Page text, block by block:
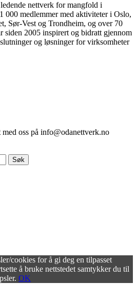
nettverk for mangfold i
000 medlemmer med aktiviteter i Oslo,
Sør-Vest og Trondheim, og over 70
siden 2005 inspirert og bidratt gjennom
og løsninger for virksomheter
oss på info@odanettverk.no
cookies for å gi deg en tilpasset
å bruke nettstedet samtykker du til
OK